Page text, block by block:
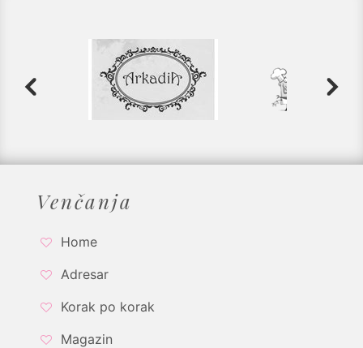
Venčanja
Home
Adresar
Korak po korak
Magazin